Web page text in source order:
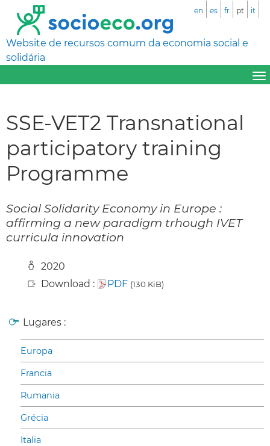
Website de recursos comum da economia social e
solidária
en es fr pt it
SSE-VET2 Transnational
participatory training
Programme
Social Solidarity Economy in Europe :
affirming a new paradigm trhough IVET
curricula innovation
2020
Download :
PDF (130 KiB)
Lugares :
Europa
Francia
Rumania
Grécia
Italia